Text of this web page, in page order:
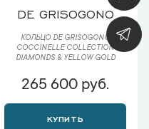
DE GRISOGONO
КОЛЬЦО DE GRISOGONO
COCCINELLE COLLECTION
DIAMONDS & YELLOW GOLD
265 600 руб.
КУПИТЬ